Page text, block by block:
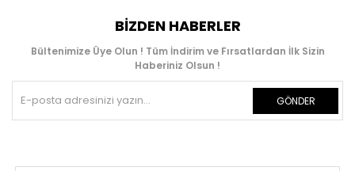
BIZDEN HABERLER
Bültenimize Üye Olun ! Tüm İndirim ve Fırsatlardan İlk Sizin
Haberiniz Olsun !
GÖNDER